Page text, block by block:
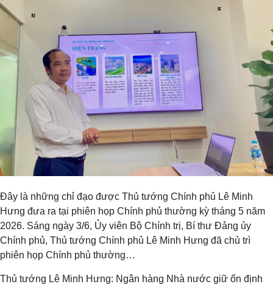
Đây là những chỉ đạo được Thủ tướng Chính phủ Lê Minh
Hưng đưa ra tại phiên họp Chính phủ thường kỳ tháng 5 năm
2026. Sáng ngày 3/6, Ủy viên Bộ Chính trị, Bí thư Đảng ủy
Chính phủ, Thủ tướng Chính phủ Lê Minh Hưng đã chủ trì
phiên họp Chính phủ thường…
Thủ tướng Lê Minh Hưng: Ngân hàng Nhà nước giữ ổn định